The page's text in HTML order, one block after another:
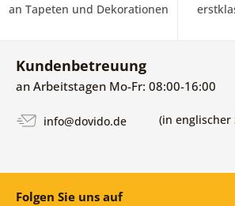
an Tapeten und Dekorationen
Kundenbetreuung
an Arbeitstagen Mo-Fr: 08:00-16:00
info@dovido.de (in englischer
Folgen Sie uns auf